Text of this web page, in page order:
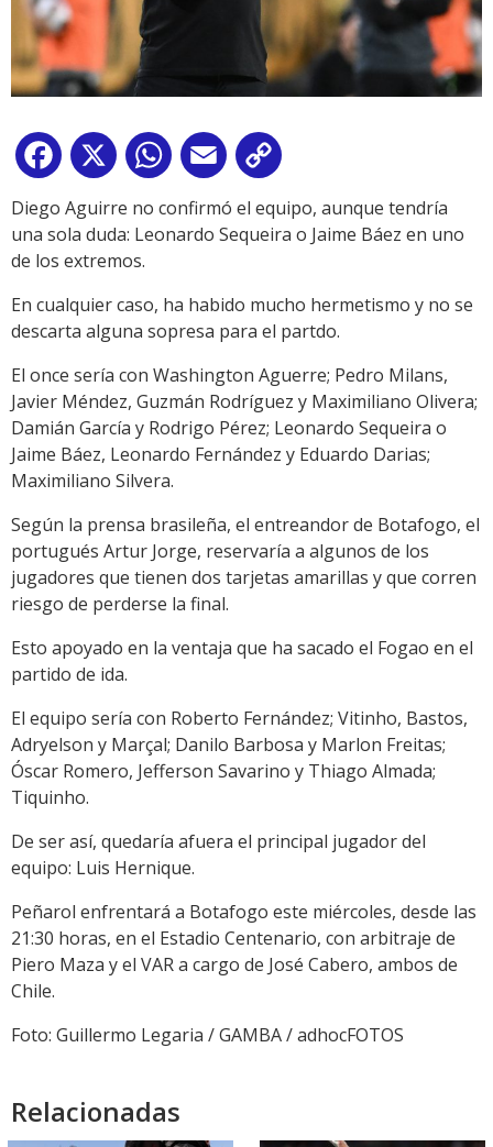
Facebook
X WhatsApp
Email
Link
Diego Aguirre no confirmó el equipo, aunque tendría
una sola duda: Leonardo Sequeira o Jaime Báez en uno
de los extremos.
En cualquier caso, ha habido mucho hermetismo y no se
descarta alguna sopresa para el partdo.
El once sería con Washington Aguerre; Pedro Milans,
Javier Méndez, Guzmán Rodríguez y Maximiliano Olivera;
Damián García y Rodrigo Pérez; Leonardo Sequeira o
Jaime Báez, Leonardo Fernández y Eduardo Darias;
Maximiliano Silvera.
Según la prensa brasileña, el entreandor de Botafogo, el
portugués Artur Jorge, reservaría a algunos de los
jugadores que tienen dos tarjetas amarillas y que corren
riesgo de perderse la final.
Esto apoyado en la ventaja que ha sacado el Fogao en el
partido de ida.
El equipo sería con Roberto Fernández; Vitinho, Bastos,
Adryelson y Marçal; Danilo Barbosa y Marlon Freitas;
Óscar Romero, Jefferson Savarino y Thiago Almada;
Tiquinho.
De ser así, quedaría afuera el principal jugador del
equipo: Luis Hernique.
Peñarol enfrentará a Botafogo este miércoles, desde las
21:30 horas, en el Estadio Centenario, con arbitraje de
Piero Maza y el VAR a cargo de José Cabero, ambos de
Chile.
Foto: Guillermo Legaria / GAMBA / adhocFOTOS
Relacionadas